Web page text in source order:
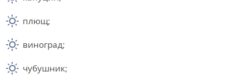
плющ;
виноград;
чубушник;